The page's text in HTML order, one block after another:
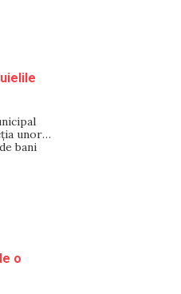
unor
bani
caz că
o